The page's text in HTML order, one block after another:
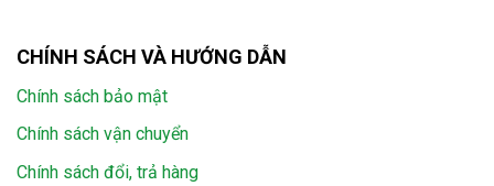
CHÍNH SÁCH VÀ HƯỚNG DẪN
Chính sách bảo mật
Chính sách vận chuyển
Chính sách đổi, trả hàng